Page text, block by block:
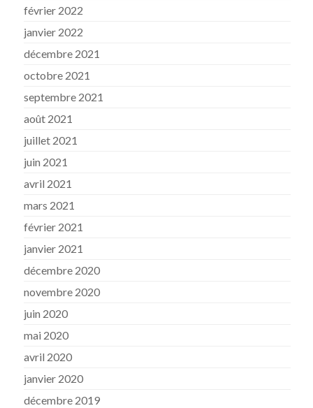
février 2022
janvier 2022
décembre 2021
octobre 2021
septembre 2021
août 2021
juillet 2021
juin 2021
avril 2021
mars 2021
février 2021
janvier 2021
décembre 2020
novembre 2020
juin 2020
mai 2020
avril 2020
janvier 2020
décembre 2019